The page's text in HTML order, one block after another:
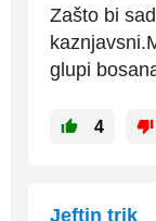
Zašto bi
glupi
4
Jeftin trik